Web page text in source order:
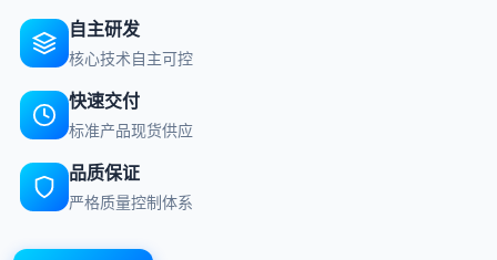
自主研发
核心技术自主可控
快速交付
标准产品现货供应
品质保证
严格质量控制体系